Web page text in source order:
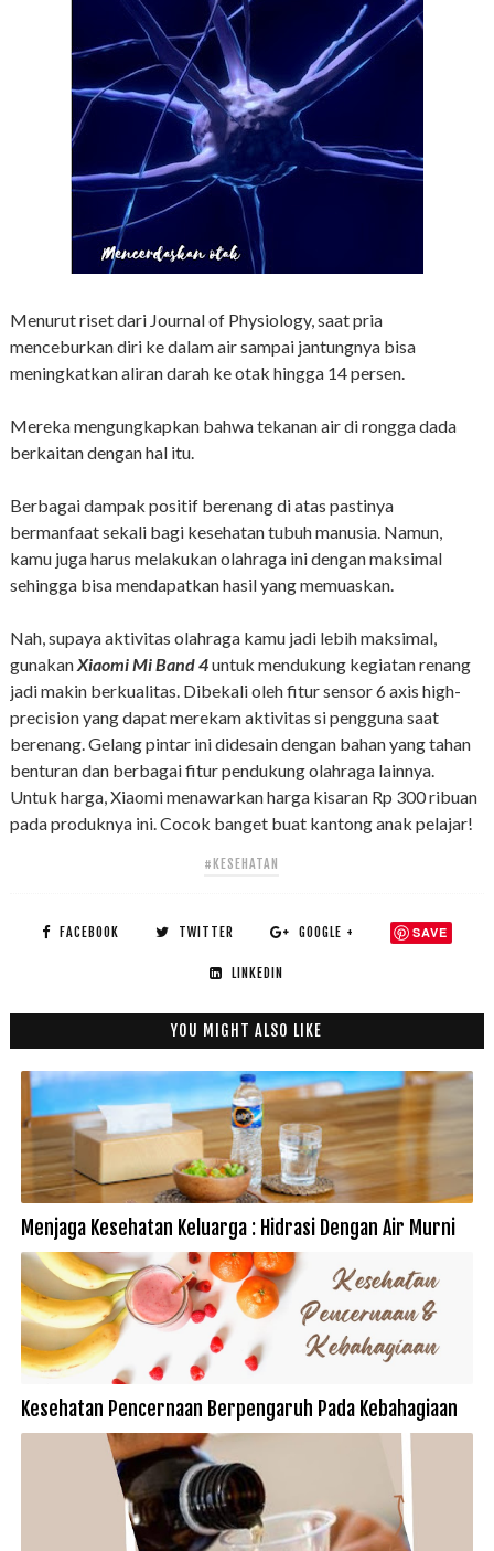
Menurut riset dari Journal of Physiology, saat pria
menceburkan diri ke dalam air sampai jantungnya bisa
meningkatkan aliran darah ke otak hingga 14 persen.
Mereka mengungkapkan bahwa tekanan air di rongga dada
berkaitan dengan hal itu.
Berbagai dampak positif berenang di atas pastinya
bermanfaat sekali bagi kesehatan tubuh manusia. Namun,
kamu juga harus melakukan olahraga ini dengan maksimal
sehingga bisa mendapatkan hasil yang memuaskan.
Nah, supaya aktivitas olahraga kamu jadi lebih maksimal,
gunakanXiaomi Mi Band 4untuk mendukung kegiatan renang
jadi makin berkualitas. Dibekali oleh fitur sensor 6 axis high-
precision yang dapat merekam aktivitas si pengguna saat
berenang. Gelang pintar ini didesain dengan bahan yang tahan
benturan dan berbagai fitur pendukung olahraga lainnya.
Untuk harga, Xiaomi menawarkan harga kisaran Rp 300 ribuan
pada produknya ini. Cocok banget buat kantong anak pelajar!
#KESEHATAN
FACEBOOK TWITTER GOOGLE + SAVE
LINKEDIN
YOU MIGHT ALSO LIKE
Menjaga Kesehatan Keluarga : Hidrasi Dengan Air Murni
Kesehatan Pencernaan Berpengaruh Pada Kebahagiaan